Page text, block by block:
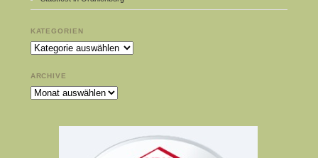
KATEGORIEN
Kategorien
ARCHIVE
Archive